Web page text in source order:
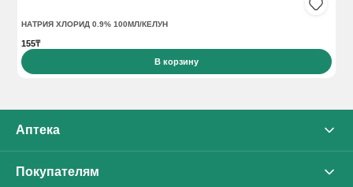
НАТРИЯ ХЛОРИД 0.9% 100МЛ/КЕЛУН
155₸
В корзину
Аптека
О нас
Покупателям